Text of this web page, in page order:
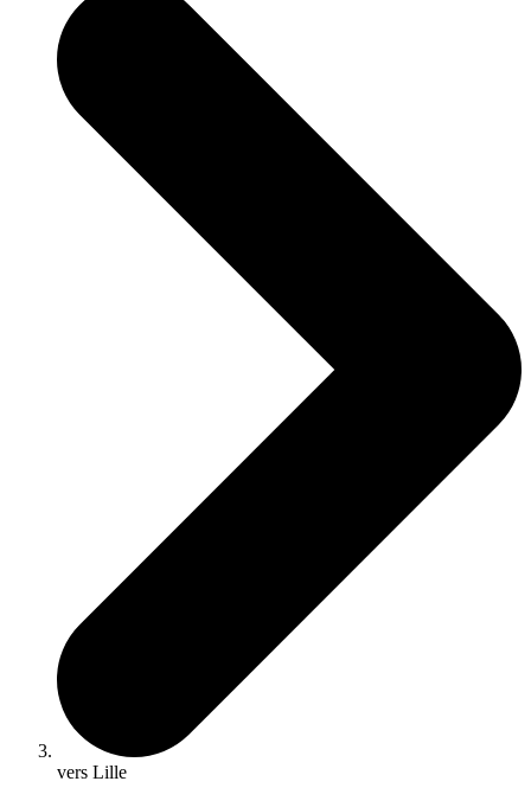
vers Lille